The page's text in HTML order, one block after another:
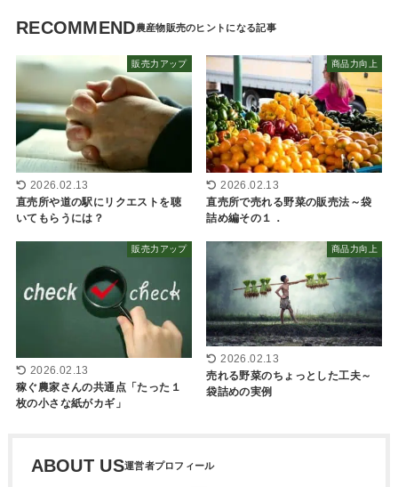
RECOMMEND
販売力アップ
2026.02.13
直売所や道の駅にリクエストを聴
いてもらうには？
商品力向上
2026.02.13
直売所で売れる野菜の販売法～袋
詰め編その１．
販売力アップ
2026.02.13
稼ぐ農家さんの共通点「たった１
枚の小さな紙がカギ」
商品力向上
2026.02.13
売れる野菜のちょっとした工夫～
袋詰めの実例
ABOUT US